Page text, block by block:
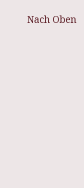
Nach Oben